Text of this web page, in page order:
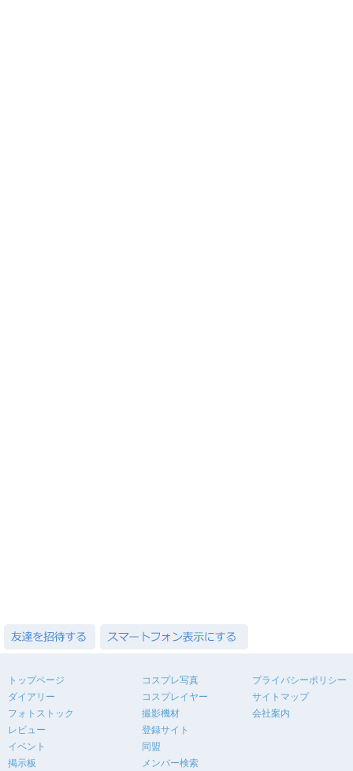
トップページ
ダイアリー
フォトストック
レビュー
イベント
掲示板
コスプレ写真
コスプレイヤー
撮影機材
登録サイト
同盟
メンバー検索
プライバシーポリシー
サイトマップ
会社案内